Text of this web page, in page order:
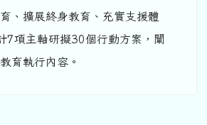
、擴展終身教育、充實支援體
7項主軸研擬30個行動方案，闡
育執行內容。